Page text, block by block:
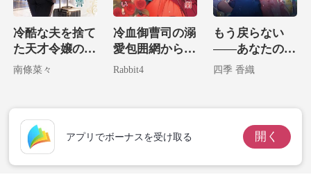
冷酷な夫を捨て
た天才令嬢の華
麗なる復讐
南條菜々
冷血御曹司の溺
愛包囲網からは
絶対に逃げられ
Rabbit4
もう戻らない
――あなたの妻
には
四季 香織
アプリでボーナスを受け取る 開く